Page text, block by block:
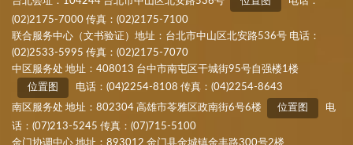
(02)2175-7000 传真：(02)2175-7100
联合服务中心（文书验证）地址：台北市中山区北安路536号 电话：
(02)2533-5995 传真：(02)2175-7070
中区服务处 地址：408013 台中市南屯区干城街95号自强楼1楼
位置图
电话：(04)2254-8108 传真：(04)2254-8643
南区服务处 地址：802304 高雄市苓雅区政南街6号6楼
位置图
电
话：(07)213-5245 传真：(07)715-5100
金门协调中心 地址：893012 金门县金城镇金丰路300号2楼